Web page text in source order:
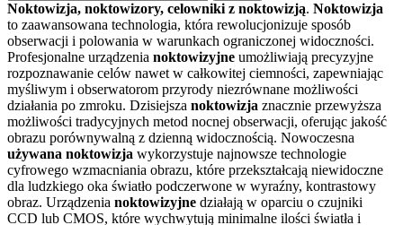
Noktowizja, noktowizory, celowniki z noktowizją. Noktowizja
to zaawansowana technologia, która rewolucjonizuje sposób
obserwacji i polowania w warunkach ograniczonej widoczności.
Profesjonalne urządzenia noktowizyjne umożliwiają precyzyjne
rozpoznawanie celów nawet w całkowitej ciemności, zapewniając
myśliwym i obserwatorom przyrody niezrównane możliwości
działania po zmroku. Dzisiejsza noktowizja znacznie przewyższa
możliwości tradycyjnych metod nocnej obserwacji, oferując jakość
obrazu porównywalną z dzienną widocznością. Nowoczesna
używana noktowizja wykorzystuje najnowsze technologie
cyfrowego wzmacniania obrazu, które przekształcają niewidoczne
dla ludzkiego oka światło podczerwone w wyraźny, kontrastowy
obraz. Urządzenia noktowizyjne działają w oparciu o czujniki
CCD lub CMOS, które wychwytują minimalne ilości światła i